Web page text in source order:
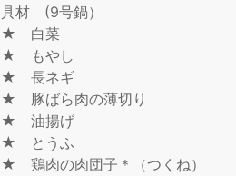
具材 (9号鍋）
★ 白菜
★ もやし
★ 長ネギ
★ 豚ばら肉の薄切り
★ 油揚げ
★ とうふ
★ 鶏肉の肉団子＊（つくね）